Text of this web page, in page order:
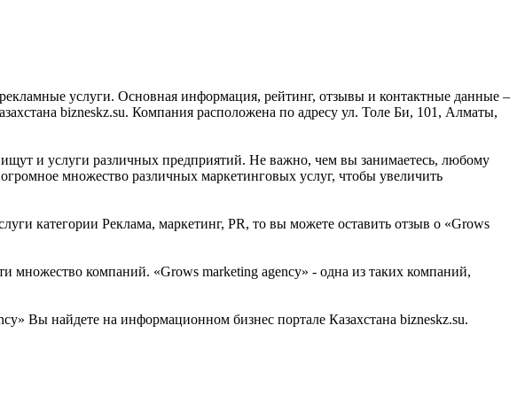
услуги. Основная информация, рейтинг, отзывы и контактные данные –
bizneskz.su. Компания расположена по адресу ул. Толе Би, 101, Алматы,
и услуги различных предприятий. Не важно, чем вы занимаетесь, любому
множество различных маркетинговых услуг, чтобы увеличить
категории Реклама, маркетинг, PR, то вы можете оставить отзыв о «Grows
множество компаний. «Grows marketing agency» - одна из таких компаний,
Вы найдете на информационном бизнес портале Казахстана bizneskz.su.